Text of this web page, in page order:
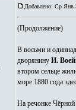
Добавлено: Ср Янв
(Продолжение)
В восьми и
дворянину И.
втором сельце
море 1880 года
На речонке